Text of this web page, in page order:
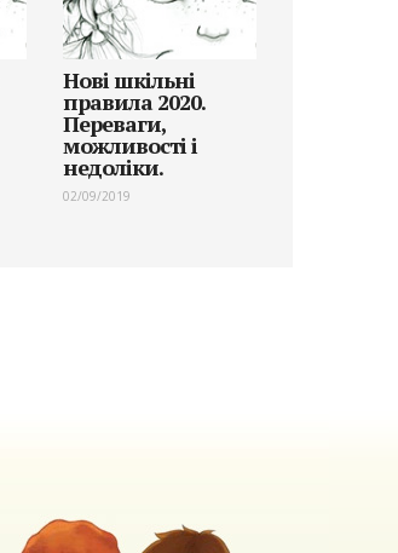
Нові шкільні
правила 2020.
Переваги,
можливості і
недоліки.
02/09/2019